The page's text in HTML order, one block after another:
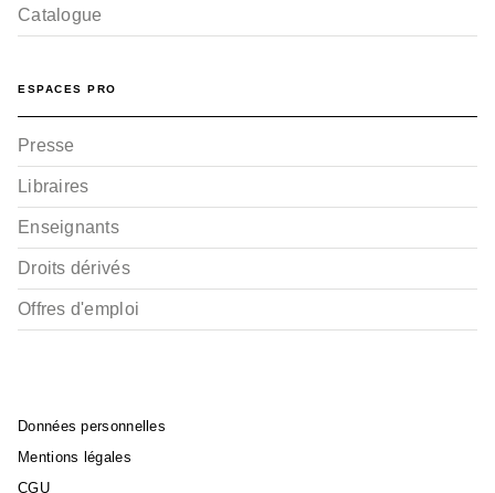
Catalogue
ESPACES PRO
Presse
Libraires
Enseignants
Droits dérivés
Offres d'emploi
Données personnelles
Mentions légales
CGU